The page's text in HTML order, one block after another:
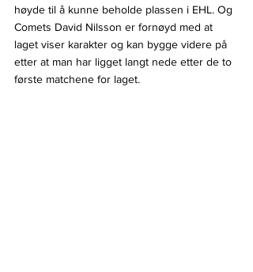
høyde til å kunne beholde plassen i EHL. Og
Comets David Nilsson er fornøyd med at
laget viser karakter og kan bygge videre på
etter at man har ligget langt nede etter de to
første matchene for laget.